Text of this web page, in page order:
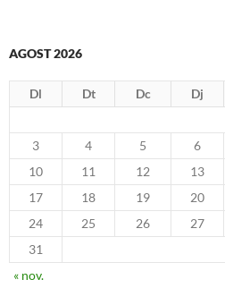
AGOST 2026
Dl Dt Dc Dj
3
4 5 6
10
11 12 13
17
18 19 20
24
25 26 27
31
« nov.